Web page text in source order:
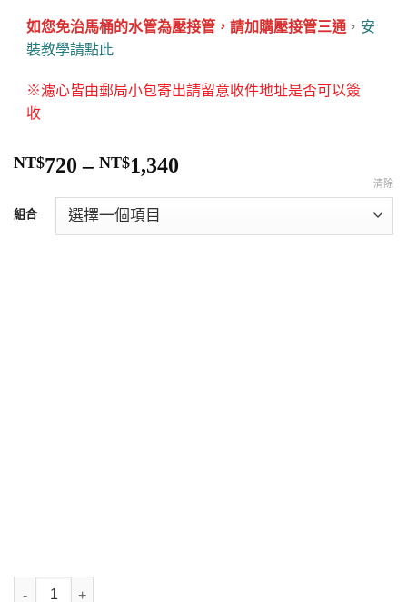
如您免治馬桶的水管為壓接管，請加購壓接管三通 ， 安
裝教學請點此
※濾心皆由郵局小包寄出請留意收件地址是否可以簽
收
NT$720 – NT$1,340
組合
清除